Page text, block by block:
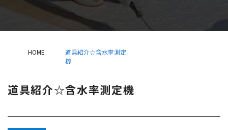
HOME
道具紹介☆含水率測定
機
道具紹介☆含水率測定機